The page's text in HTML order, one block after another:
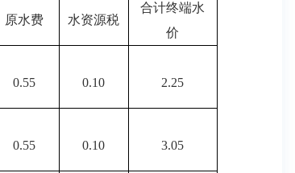
原水费 水资源税
合计终端水
价
0.55 0.10 2.25
0.55 0.10 3.05